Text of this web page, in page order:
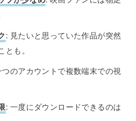
: 見たいと思っていた作品が突然
とも。
つのアカウントで複数端末での視
: 一度にダウンロードできるのは